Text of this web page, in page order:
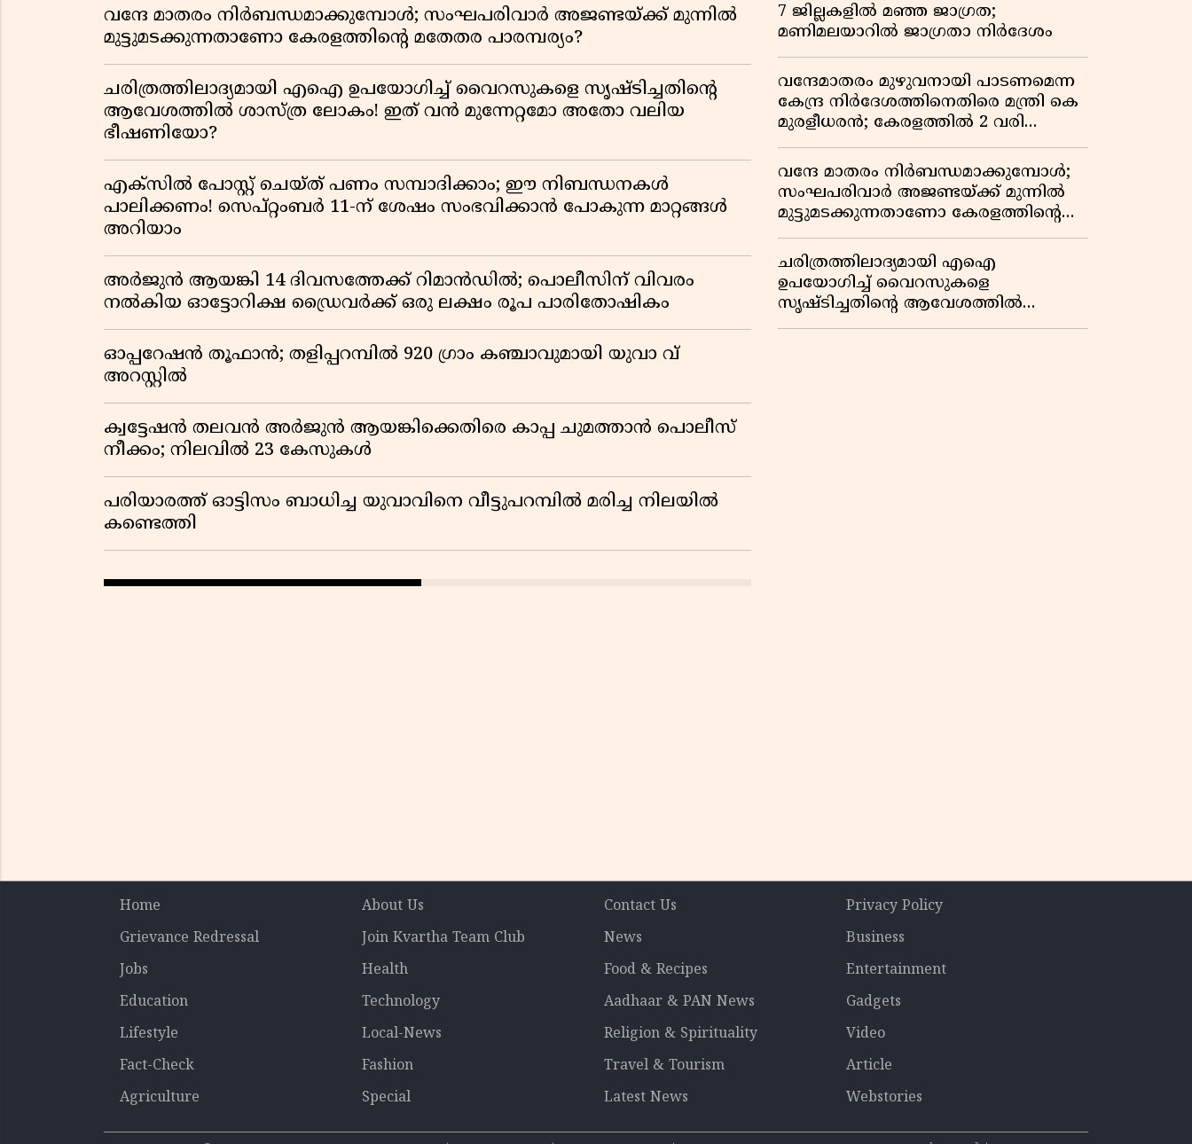
വന്ദേ മാതരം നിർബന്ധമാക്കുമ്പോൾ; സംഘപരിവാർ അജണ്ടയ്ക്ക് മുന്നിൽ
മുട്ടുമടക്കുന്നതാണോ കേരളത്തിന്റെ മതേതര പാരമ്പര്യം?
ചരിത്രത്തിലാദ്യമായി എഐ ഉപയോഗിച്ച് വൈറസുകളെ സൃഷ്ടിച്ചതിന്റെ
ആവേശത്തിൽ ശാസ്ത്ര ലോകം! ഇത് വൻ മുന്നേറ്റമോ അതോ വലിയ
ഭീഷണിയോ?
എക്സിൽ പോസ്റ്റ് ചെയ്ത് പണം സമ്പാദിക്കാം; ഈ നിബന്ധനകൾ
പാലിക്കണം! സെപ്റ്റംബർ 11-ന് ശേഷം സംഭവിക്കാൻ പോകുന്ന മാറ്റങ്ങൾ
അറിയാം
അർജുൻ ആയങ്കി 14 ദിവസത്തേക്ക് റിമാൻഡിൽ; പൊലീസിന് വിവരം
നൽകിയ ഓട്ടോറിക്ഷ ഡ്രൈവർക്ക് ഒരു ലക്ഷം രൂപ പാരിതോഷികം
ഓപ്പറേഷൻ തൂഫാൻ; തളിപ്പറമ്പിൽ 920 ഗ്രാം കഞ്ചാവുമായി യുവാ വ്
അറസ്റ്റിൽ
ക്വട്ടേഷൻ തലവൻ അർജുൻ ആയങ്കിക്കെതിരെ കാപ്പ ചുമത്താൻ പൊലീസ്
നീക്കം; നിലവിൽ 23 കേസുകൾ
പരിയാരത്ത് ഓട്ടിസം ബാധിച്ച യുവാവിനെ വീട്ടുപറമ്പിൽ മരിച്ച നിലയിൽ
കണ്ടെത്തി
7 ജില്ലകളിൽ മഞ്ഞ ജാഗ്രത;
മണിമലയാറിൽ ജാഗ്രതാ നിർദേശം
വന്ദേമാതരം മുഴുവനായി പാടണമെന്ന
കേന്ദ്ര നിർദേശത്തിനെതിരെ മന്ത്രി കെ
മുരളീധരൻ; കേരളത്തിൽ 2 വരി
മാത്രമേ ഉണ്ടാകൂ എന്ന് പ്രതികരണം
വന്ദേ മാതരം നിർബന്ധമാക്കുമ്പോൾ;
സംഘപരിവാർ അജണ്ടയ്ക്ക് മുന്നിൽ
മുട്ടുമടക്കുന്നതാണോ കേരളത്തിന്റെ
മതേതര പാരമ്പര്യം?
ചരിത്രത്തിലാദ്യമായി എഐ
ഉപയോഗിച്ച് വൈറസുകളെ
സൃഷ്ടിച്ചതിന്റെ ആവേശത്തിൽ
ശാസ്ത്ര ലോകം! ഇത് വൻ മുന്നേറ്റമോ
Home About Us Contact Us
Privacy Policy
Grievance Redressal
Join Kvartha Team Club News
Business
Jobs
Health Food & Recipes
Entertainment
Education
Technology Aadhaar & PAN News
Gadgets
Lifestyle
Local-News Religion & Spirituality
Video
Fact-Check
Fashion Travel & Tourism
Article
Agriculture
Special Latest News Webstories